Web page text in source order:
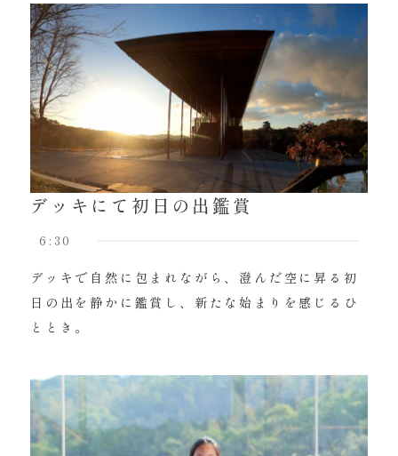
デッキにて初日の出鑑賞
6:30
デッキで自然に包まれながら、澄んだ空に昇る初
日の出を静かに鑑賞し、新たな始まりを感じるひ
ととき。